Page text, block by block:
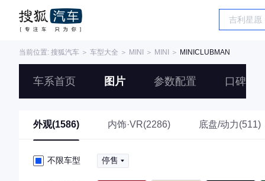
当前位置: 搜狐汽车 ＞ 车型大全 ＞ MINI ＞ MINI ＞ MINICLUBMAN
车系首页 图片 参数配置 口碑
外观(1586) 内饰·VR(2286) 底盘/动力(511)
不限车型 停售